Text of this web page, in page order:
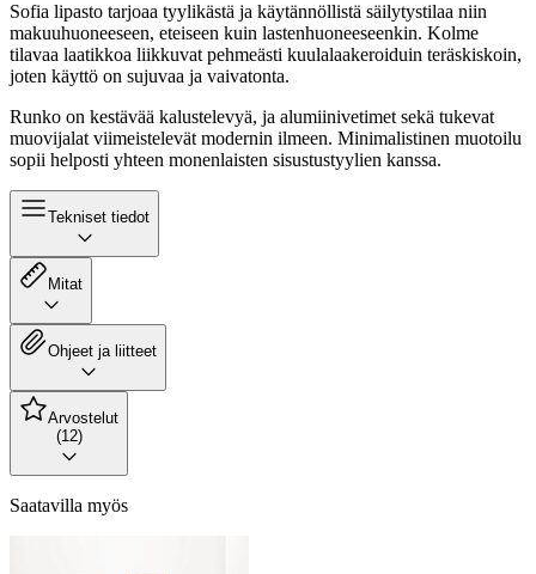
Sofia lipasto tarjoaa tyylikästä ja käytännöllistä säilytystilaa niin
makuuhuoneeseen, eteiseen kuin lastenhuoneeseenkin. Kolme
tilavaa laatikkoa liikkuvat pehmeästi kuulalaakeroiduin teräskiskoin,
joten käyttö on sujuvaa ja vaivatonta.
Runko on kestävää kalustelevyä, ja alumiinivetimet sekä tukevat
muovijalat viimeistelevät modernin ilmeen. Minimalistinen muotoilu
sopii helposti yhteen monenlaisten sisustustyylien kanssa.
Tekniset tiedot
Mitat
Ohjeet ja liitteet
Arvostelut
(12)
Saatavilla myös